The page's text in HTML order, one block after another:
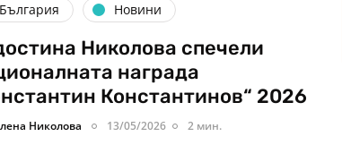
България Новини
Николова спечели
награда
Константинов“ 2026
Николова 13/05/2026 2 мин.